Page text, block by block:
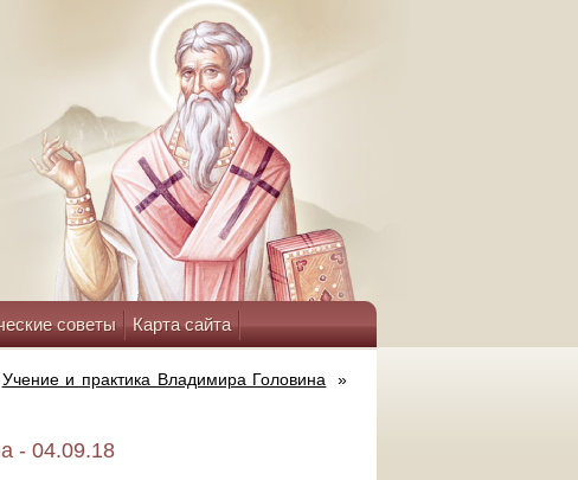
советы Карта сайта
Учение и практика Владимира Головина
»
- 04.09.18